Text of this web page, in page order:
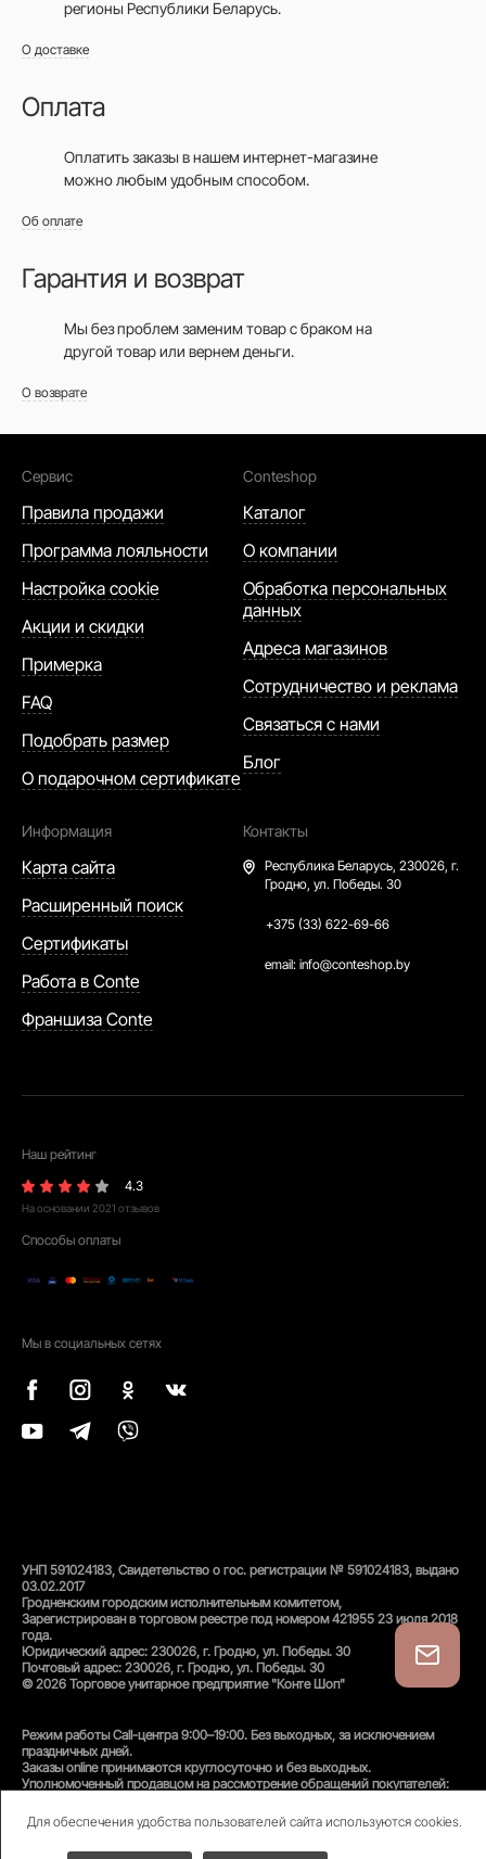
Для обеспечения удобства пользователей сайта используются cookies.
регионы Республики Беларусь.
О доставке
Оплата
Оплатить заказы в нашем интернет-магазине
можно любым удобным способом.
Об оплате
Гарантия и возврат
Мы без проблем заменим товар с браком на
другой товар или вернем деньги.
О возврате
Сервис
Правила продажи
Программа лояльности
Настройка cookie
Акции и скидки
Примерка
FAQ
Подобрать размер
О подарочном сертификате
Conteshop
Каталог
О компании
Обработка персональных
данных
Адреса магазинов
Сотрудничество и реклама
Связаться с нами
Блог
Информация
Карта сайта
Расширенный поиск
Сертификаты
Работа в Conte
Франшиза Conte
Контакты
Республика Беларусь, 230026, г.
Гродно, ул. Победы. 30
+375 (33) 622-69-66
email: info@conteshop.by
Наш рейтинг
4.3
На основании 2021 отзывов
Способы оплаты
Мы в социальных сетях
УНП 591024183, Свидетельство о гос. регистрации № 591024183, выдано
03.02.2017
Гродненским городским исполнительным комитетом,
Зарегистрирован в торговом реестре под номером 421955 23 июля 2018
года.
Юридический адрес: 230026, г. Гродно, ул. Победы. 30
Почтовый адрес: 230026, г. Гродно, ул. Победы. 30
© 2026 Торговое унитарное предприятие "Конте Шоп"
Режим работы Call-центра 9:00–19:00. Без выходных, за исключением
праздничных дней.
Заказы online принимаются круглосуточно и без выходных.
Уполномоченный продавцом на рассмотрение обращений покупателей:
Унитарного предприятия «Конте Шоп», тел:+375(152)50-94-35, email:
info@conteshop.by
Уполномоченный по защите прав потребителей: